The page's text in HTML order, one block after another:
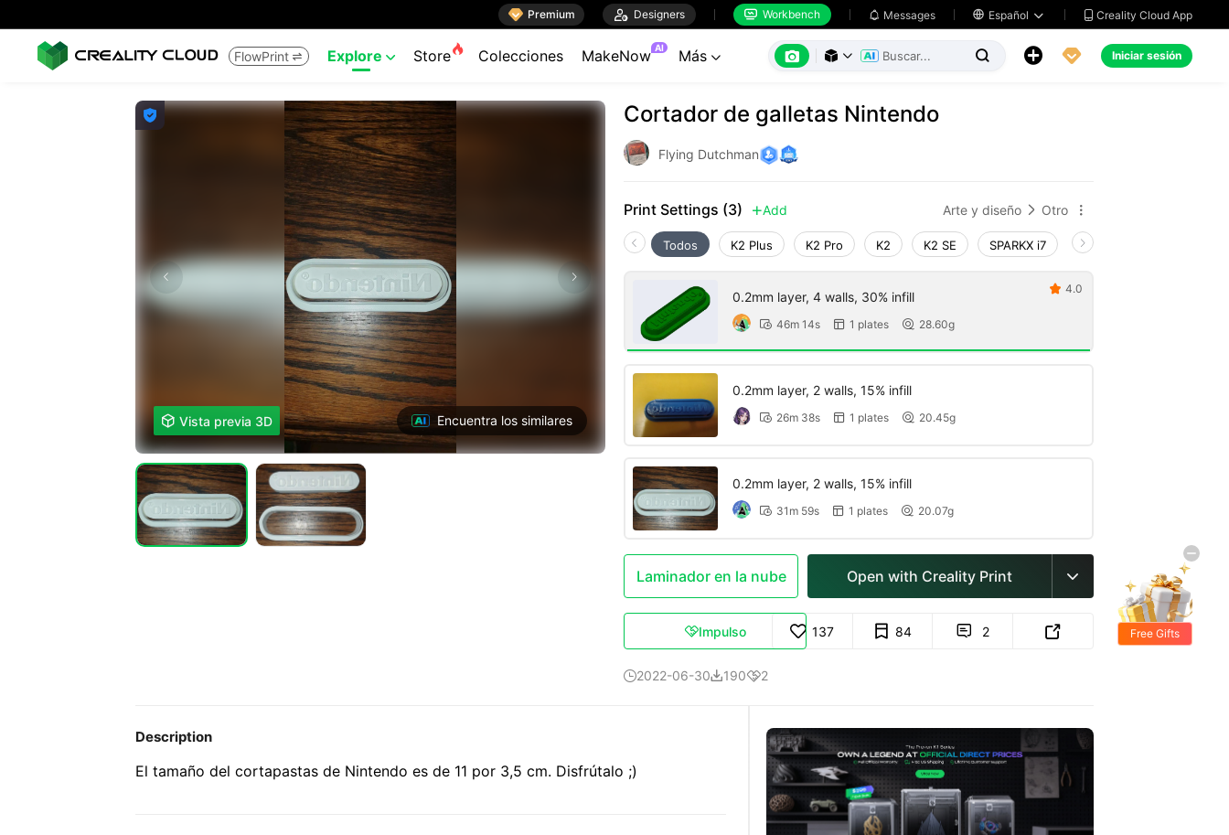
 Premium  Designers  Workbench  Messages  Español   Creality Cloud App
FlowPrint  Explore  Store Colecciones MakeNow AI Más        Iniciar sesión

 Vista previa 3D Encuentra los similares
Cortador de galletas Nintendo
Flying Dutchman
Print Settings (3) Add Arte y diseño  Otro 
Todos K2 Plus K2 Pro K2 K2 SE SPARKX i7 Creality Hi
0.2mm layer, 4 walls, 30% infill
 46m 14s  1 plates  28.60g
 4.0
0.2mm layer, 2 walls, 15% infill
 26m 38s  1 plates  20.45g
0.2mm layer, 2 walls, 15% infill
 31m 59s  1 plates  20.07g
Laminador en la nube Open with Creality Print 
Impulso 137 84  2 
2022-06-301902
Description
El tamaño del cortapastas de Nintendo es de 11 por 3,5 cm. Disfrútalo ;)
Free Gifts